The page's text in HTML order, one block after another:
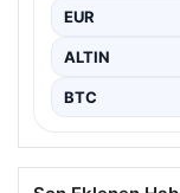
EUR
ALTIN
BTC